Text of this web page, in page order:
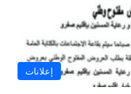
إعلانات